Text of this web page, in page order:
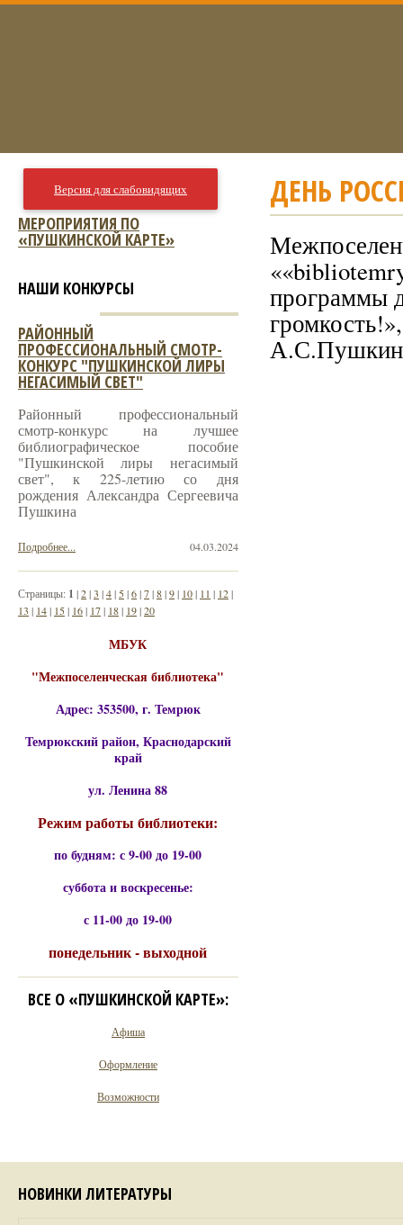
ДЕНЬ
программы
Версия для слабовидящих
МЕРОПРИЯТИЯ ПО
«ПУШКИНСКОЙ КАРТЕ»
НАШИ КОНКУРСЫ
РАЙОННЫЙ
ПРОФЕССИОНАЛЬНЫЙ СМОТР-
КОНКУРС "ПУШКИНСКОЙ ЛИРЫ
НЕГАСИМЫЙ СВЕТ"
Районный профессиональный
смотр-конкурс на лучшее
библиографическое пособие
"Пушкинской лиры негасимый
свет", к 225-летию со дня
рождения Александра Сергеевича
Пушкина
04.03.2024
Подробнее...
Страницы: 1 |2|3 |4| 5|6|7|8|9| 10| 11 | 12|
13 | 14| 15| 16| 17| 18| 19|20
МБУК
"Межпоселенческая библиотека"
Адрес: 353500, г. Темрюк
Темрюкский район, Краснодарский
край
ул. Ленина 88
Режим работы библиотеки:
по будням: с 9-00 до 19-00
суббота и воскресенье:
с 11-00 до 19-00
понедельник - выходной
ВСЕ О «ПУШКИНСКОЙ КАРТЕ»:
Афиша
Оформление
Возможности
НОВИНКИ ЛИТЕРАТУРЫ